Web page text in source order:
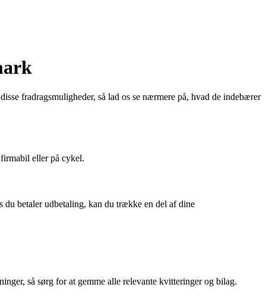
fradragsmuligheder, så lad os se nærmere på, hvad de indebærer
eller på cykel.
betaler udbetaling, kan du trække en del af dine
så sørg for at gemme alle relevante kvitteringer og bilag.